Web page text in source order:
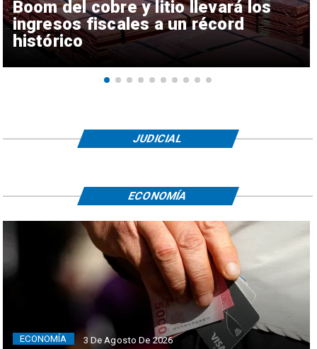
Boom del cobre y litio llevará los
ingresos fiscales a un récord
histórico
JUDICIAL
ECONOMÍA 3 De Agosto De 2026
ECONOMÍA